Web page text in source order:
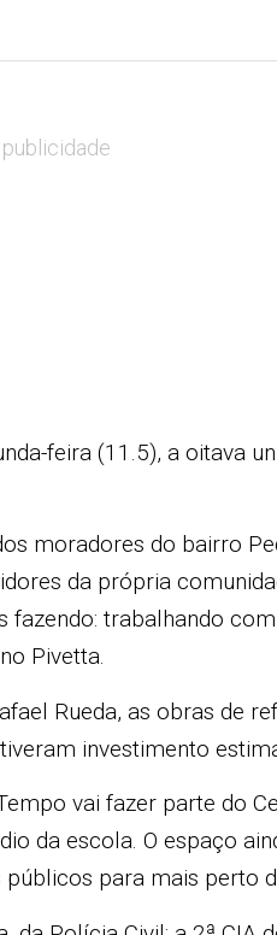
publicidade
feira (11.5), a oitava
moradores do bairro
da própria
fazendo: trabalhando
Pivetta.
Rueda, as obras de
investimento
vai fazer parte do
da escola. O espaço
para mais perto